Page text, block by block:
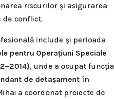
riscurilor și asigurarea
de conflict.
include și perioada
pentru Operațiuni Speciale
, unde a ocupat funcția
de detașament în
a coordonat proiecte de